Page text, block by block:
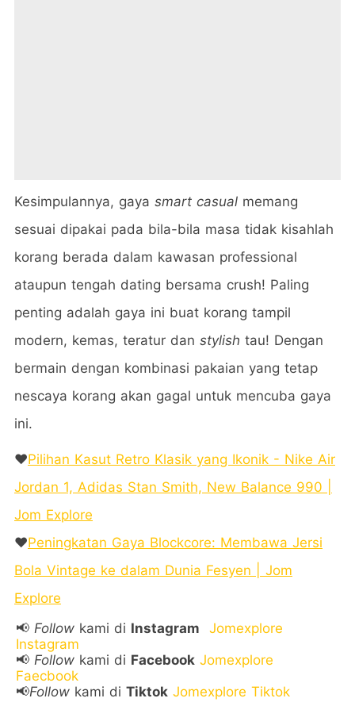
Kesimpulannya, gaya smart casual memang
sesuai dipakai pada bila-bila masa tidak kisahlah
korang berada dalam kawasan professional
ataupun tengah dating bersama crush! Paling
penting adalah gaya ini buat korang tampil
modern, kemas, teratur dan stylish tau! Dengan
bermain dengan kombinasi pakaian yang tetap
nescaya korang akan gagal untuk mencuba gaya
ini.
❤️Pilihan Kasut Retro Klasik yang Ikonik - Nike Air
Jordan 1, Adidas Stan Smith, New Balance 990 |
Jom Explore
❤️Peningkatan Gaya Blockcore: Membawa Jersi
Bola Vintage ke dalam Dunia Fesyen | Jom
Explore
📢 Follow kami di Instagram
Jomexplore
Instagram
📢 Follow kami di Facebook Jomexplore
Faecbook
📢Follow kami di Tiktok Jomexplore Tiktok